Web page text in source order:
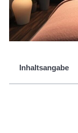
Inhaltsangabe